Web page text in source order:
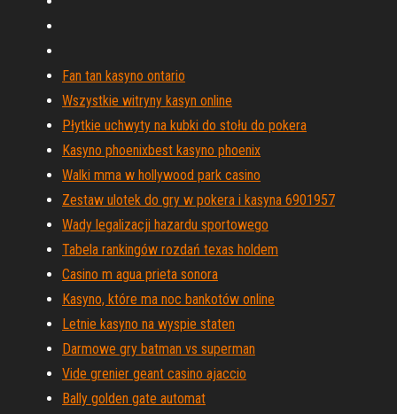
Fan tan kasyno ontario
Wszystkie witryny kasyn online
Płytkie uchwyty na kubki do stołu do pokera
Kasyno phoenixbest kasyno phoenix
Walki mma w hollywood park casino
Zestaw ulotek do gry w pokera i kasyna 6901957
Wady legalizacji hazardu sportowego
Tabela rankingów rozdań texas holdem
Casino m agua prieta sonora
Kasyno, które ma noc bankotów online
Letnie kasyno na wyspie staten
Darmowe gry batman vs superman
Vide grenier geant casino ajaccio
Bally golden gate automat